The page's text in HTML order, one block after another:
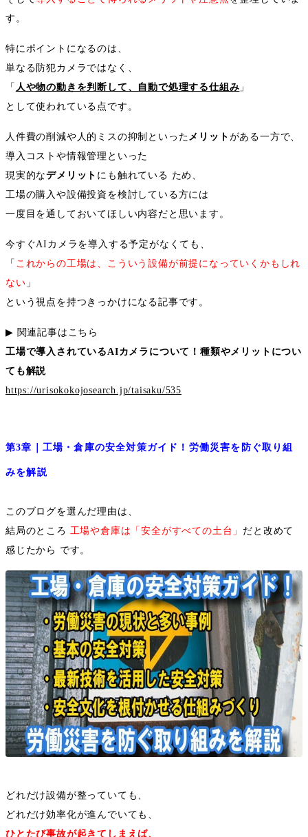
す。
特にポイントになるのは、
単なる防犯カメラではなく、
「 人や物の動きを判断して、自動で処理する仕組み 」
として使われている点です。
人件費の削減や人的ミスの抑制といったメリット がある一方で、
導入コストや情報管理といった
現実的なデメリット にも触れている ため、
工場の購入や設備投資を検討している方には
一度目を通しておいてほしい内容だと思います。
今すぐAI カメラを導入する予定がなくても、
「 これからの工場は、こういう設備が前提になっていくかもしれ
ない 」
という視点を持つきっかけになる記事です。
▶︎ 関連記事はこちら
工場で導入されているAIカメラについて！種類やメリットについ
ても解説
https://urisokokojosearch.jp/taisaku/535
第3章｜工場・倉庫の安全対策ガイド！労働災害を防ぐ取り組
みを解説
このブログを選んだ理由は、
結局のところ 工場や倉庫は「安全がすべての土台」 だと改めて
感じたから です。
どれだけ設備が整っていても、
どれだけ効率化が進んでいても、
ひとたび事故が起きてしまえば、